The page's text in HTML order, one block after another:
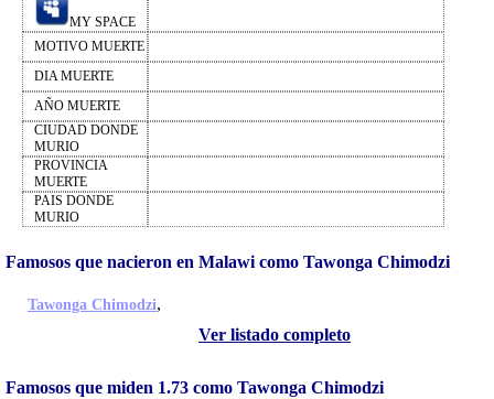
MY SPACE
MOTIVO MUERTE
DIA MUERTE
AÑO MUERTE
CIUDAD DONDE
MURIO
PROVINCIA
MUERTE
PAIS DONDE
MURIO
Famosos que nacieron en Malawi como Tawonga Chimodzi
Tawonga Chimodzi,
Ver listado completo
Famosos que miden 1.73 como Tawonga Chimodzi